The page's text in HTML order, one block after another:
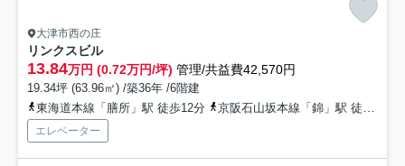
大津市西の庄
リンクスビル
13.84万円 (0.72万円/坪) 管理/共益費42,570円
19.34坪 (63.96㎡) /築36年 /6階建
東海道本線「膳所」駅 徒歩12分
京阪石山坂本線「錦」駅 徒歩9分
エレベーター